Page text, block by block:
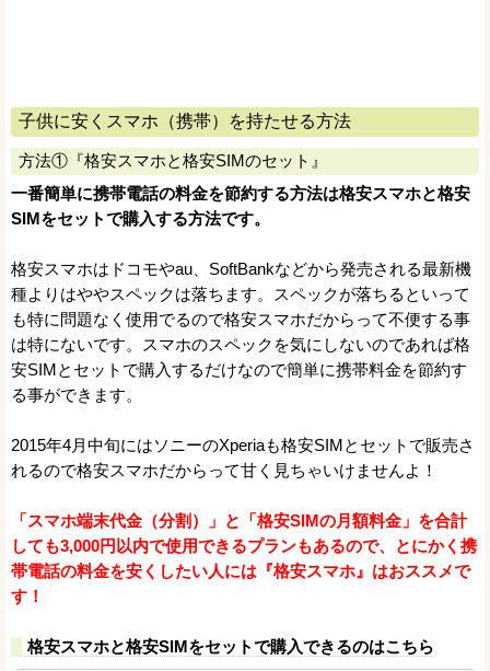
子供に安くスマホ（携帯）を持たせる方法
方法①『格安スマホと格安SIMのセット』
一番簡単に携帯電話の料金を節約する方法は格安スマホと格安
SIMをセットで購入する方法です。
格安スマホはドコモやau、SoftBankなどから発売される最新機
種よりはややスペックは落ちます。スペックが落ちるといって
も特に問題なく使用でるので格安スマホだからって不便する事
は特にないです。スマホのスペックを気にしないのであれば格
安SIMとセットで購入するだけなので簡単に携帯料金を節約す
る事ができます。
2015年4月中旬にはソニーのXperiaも格安SIMとセットで販売さ
れるので格安スマホだからって甘く見ちゃいけませんよ！
「スマホ端末代金（分割）」と「格安SIMの月額料金」を合計
しても3,000円以内で使用できるプランもあるので、とにかく携
帯電話の料金を安くしたい人には『格安スマホ』はおススメで
す！
格安スマホと格安SIMをセットで購入できるのはこちら